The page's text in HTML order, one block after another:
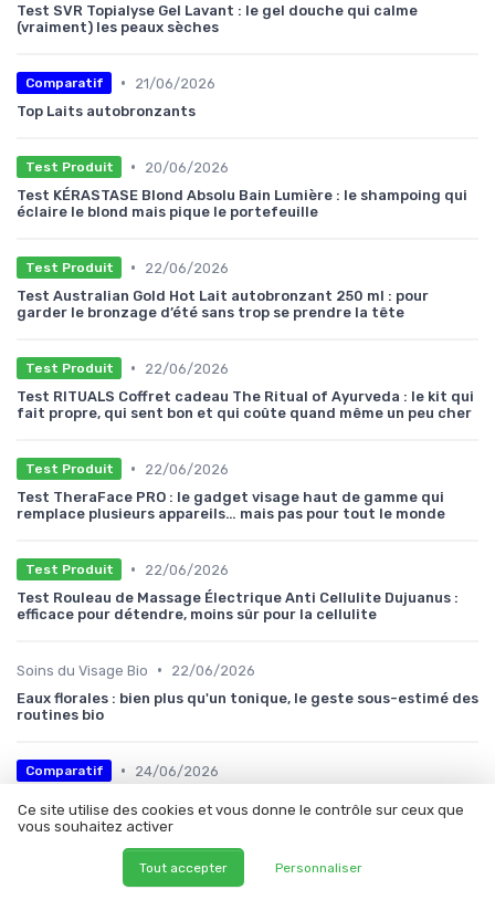
Test SVR Topialyse Gel Lavant : le gel douche qui calme
(vraiment) les peaux sèches
Comparatif •
21/06/2026
Top Laits autobronzants
Test Produit •
20/06/2026
Test KÉRASTASE Blond Absolu Bain Lumière : le shampoing qui
éclaire le blond mais pique le portefeuille
Test Produit •
22/06/2026
Test Australian Gold Hot Lait autobronzant 250 ml : pour
garder le bronzage d’été sans trop se prendre la tête
Test Produit •
22/06/2026
Test RITUALS Coffret cadeau The Ritual of Ayurveda : le kit qui
fait propre, qui sent bon et qui coûte quand même un peu cher
Test Produit •
22/06/2026
Test TheraFace PRO : le gadget visage haut de gamme qui
remplace plusieurs appareils… mais pas pour tout le monde
Test Produit •
22/06/2026
Test Rouleau de Massage Électrique Anti Cellulite Dujuanus :
efficace pour détendre, moins sûr pour la cellulite
Soins du Visage Bio •
22/06/2026
Eaux florales : bien plus qu'un tonique, le geste sous-estimé des
routines bio
Comparatif •
24/06/2026
Soins Capillaires Bio • 24/06/2026
Protéger les cheveux des enfants du chlore et du soleil : les
Ce site utilise des cookies et vous donne le contrôle sur ceux que
vous souhaitez activer
Tout accepter Personnaliser